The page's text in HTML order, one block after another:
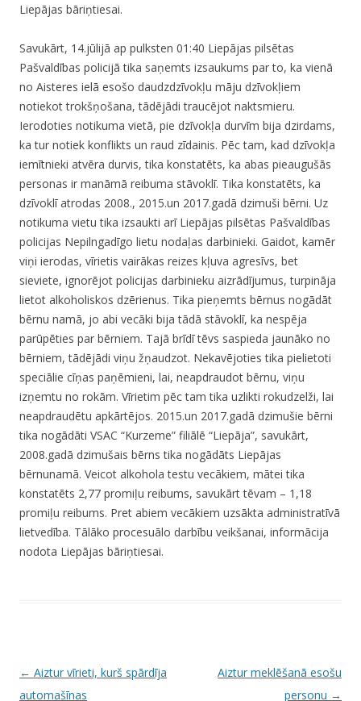
Liepājas bāriņtiesai.
Savukārt, 14.jūlijā ap pulksten 01:40 Liepājas pilsētas
Pašvaldības policijā tika saņemts izsaukums par to, ka vienā
no Aisteres ielā esošo daudzdzīvokļu māju dzīvokļiem
notiekot trokšņošana, tādējādi traucējot naktsmieru.
Ierodoties notikuma vietā, pie dzīvokļa durvīm bija dzirdams,
ka tur notiek konflikts un raud zīdainis. Pēc tam, kad dzīvokļa
iemītnieki atvēra durvis, tika konstatēts, ka abas pieaugušās
personas ir manāmā reibuma stāvoklī. Tika konstatēts, ka
dzīvoklī atrodas 2008., 2015.un 2017.gadā dzimuši bērni. Uz
notikuma vietu tika izsaukti arī Liepājas pilsētas Pašvaldības
policijas Nepilngadīgo lietu nodaļas darbinieki. Gaidot, kamēr
viņi ierodas, vīrietis vairākas reizes kļuva agresīvs, bet
sieviete, ignorējot policijas darbinieku aizrādījumus, turpināja
lietot alkoholiskos dzērienus. Tika pieņemts bērnus nogādāt
bērnu namā, jo abi vecāki bija tādā stāvoklī, ka nespēja
parūpēties par bērniem. Tajā brīdī tēvs saspieda jaunāko no
bērniem, tādējādi viņu žņaudzot. Nekavējoties tika pielietoti
speciālie cīņas paņēmieni, lai, neapdraudot bērnu, viņu
izņemtu no rokām. Vīrietim pēc tam tika uzlikti rokudzelži, lai
neapdraudētu apkārtējos. 2015.un 2017.gadā dzimušie bērni
tika nogādāti VSAC “Kurzeme” filiālē “Liepāja”, savukārt,
2008.gadā dzimušais bērns tika nogādāts Liepājas
bērnunamā. Veicot alkohola testu vecākiem, mātei tika
konstatēts 2,77 promiļu reibums, savukārt tēvam – 1,18
promiļu reibums. Pret abiem vecākiem uzsākta administratīvā
lietvedība. Tālāko procesuālo darbību veikšanai, informācija
nodota Liepājas bāriņtiesai.
P
o
← Aiztur vīrieti, kurš spārdīja
automašīnas
Aiztur meklēšanā esošu
personu →